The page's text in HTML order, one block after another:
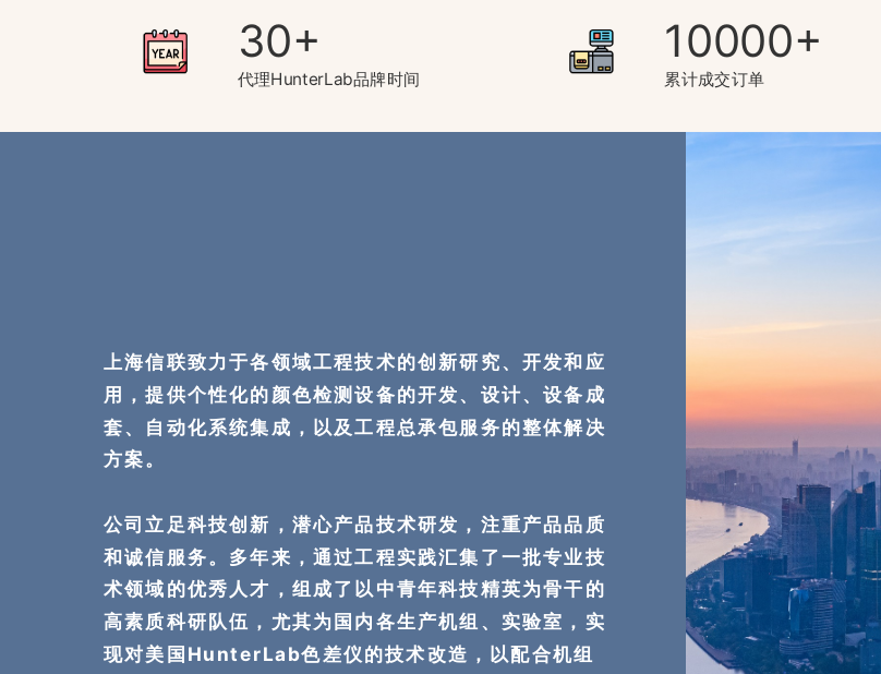
30
代理HunterLab品牌时间
10000
累计成交订单
上海信联致力于各领域工程技术的创新研究、开发和应
用，提供个性化的颜色检测设备的开发、设计、设备成
套、自动化系统集成，以及工程总承包服务的整体解决
方案。
公司立足科技创新，潜心产品技术研发，注重产品品质
和诚信服务。多年来，通过工程实践汇集了一批专业技
术领域的优秀人才，组成了以中青年科技精英为骨干的
高素质科研队伍，尤其为国内各生产机组、实验室，实
现对美国HunterLab色差仪的技术改造，以配合机组